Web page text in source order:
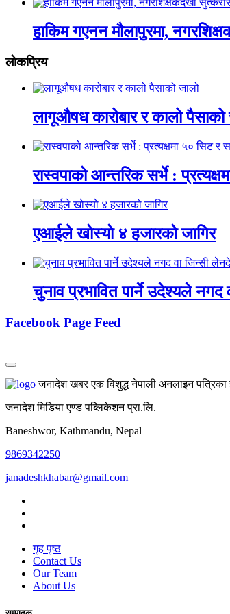
हाकिम गएनन मौलापुरमा,
लाेकप्रिय
लागूऔषध कारोबार र कालो पैसाको
रास्वपाको आन्तरिक सर्भे :
एआईले खोस्यो ४ हजारको जागिर
चुनाव प्रभावित पार्ने उदेश्यले नगद
Facebook Page Feed
जनादेश खबर एक विशुद्ध नेपाली अनलाइन
जनादेश मिडिया एण्ड पब्लिकेशन प्रा.लि.
Baneshwor, Kathmandu, Nepal
9869342250
janadeshkhabar@gmail.com
गृह पृष्ठ
Contact Us
Our Team
About Us